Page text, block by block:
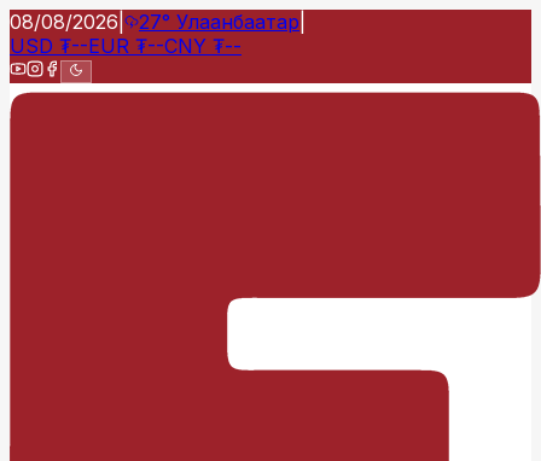
08/08/2026 27° Улаанбаатар
USD ₮--EUR ₮--CNY ₮--